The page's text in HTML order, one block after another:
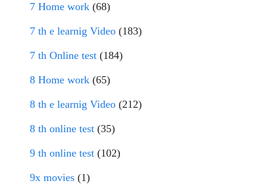
7 Home work (68)
7 th e learnig Video (183)
7 th Online test (184)
8 Home work (65)
8 th e learnig Video (212)
8 th online test (35)
9 th online test (102)
9x movies (1)